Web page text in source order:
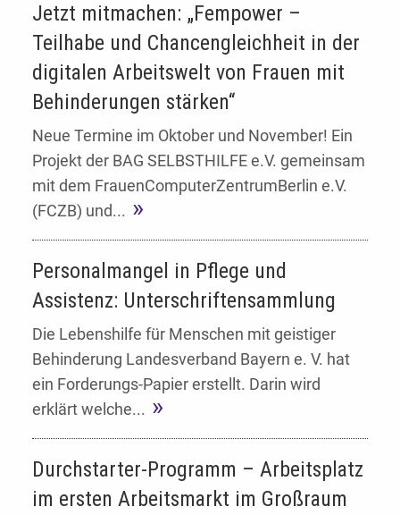
Jetzt mitmachen: „Fempower –
Teilhabe und Chancengleichheit in der
digitalen Arbeitswelt von Frauen mit
Behinderungen stärken“
Neue Termine im Oktober und November! Ein
Projekt der BAG SELBSTHILFE e.V. gemeinsam
mit dem FrauenComputerZentrumBerlin e.V.
(FCZB) und...
Personalmangel in Pflege und
Assistenz: Unterschriftensammlung
Die Lebenshilfe für Menschen mit geistiger
Behinderung Landesverband Bayern e. V. hat
ein Forderungs-Papier erstellt. Darin wird
erklärt welche...
Durchstarter-Programm – Arbeitsplatz
im ersten Arbeitsmarkt im Großraum